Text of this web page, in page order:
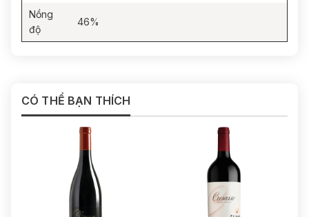
Nồng
độ
46%
CÓ THỂ BẠN THÍCH